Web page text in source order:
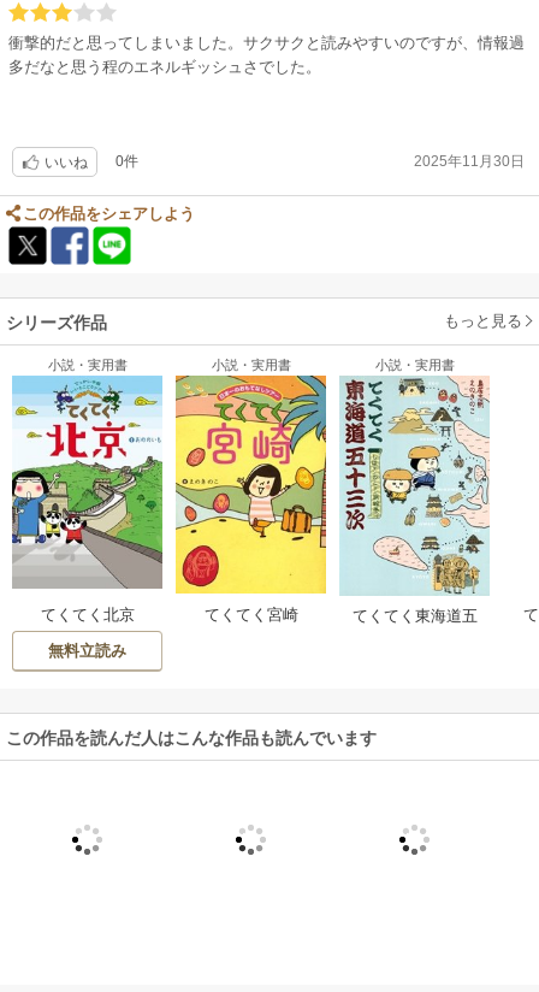
衝撃的だと思ってしまいました。サクサクと読みやすいのですが、情報過
多だなと思う程のエネルギッシュさでした。
いいね 0件 2025年11月30日
この作品をシェアしよう
シリーズ作品 もっと見る
小説・実用書
てくてく北京
無料立読み
小説・実用書
てくてく宮崎
小説・実用書
てくてく東海道五
この作品を読んだ人はこんな作品も読んでいます